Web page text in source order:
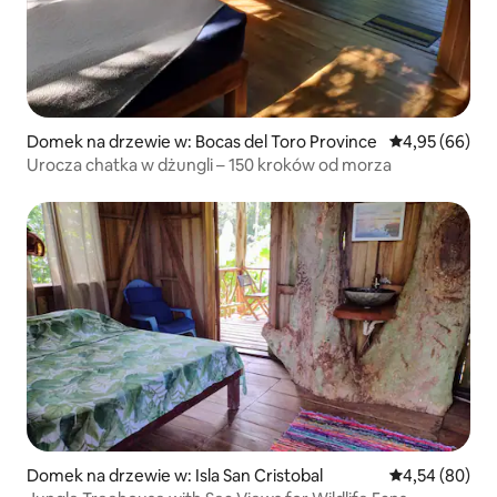
Domek na drzewie w: Bocas del Toro Province Średnia
4,95 (66)
Urocza chatka w dżungli – 150 kroków od morza
Domek na drzewie w: Isla San Cristobal Średnia
4,54 (80)